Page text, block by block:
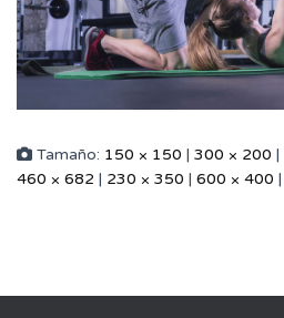
Tamaño: 150 × 150 | 300 × 200 |
460 × 682 | 230 × 350 | 600 × 400 |